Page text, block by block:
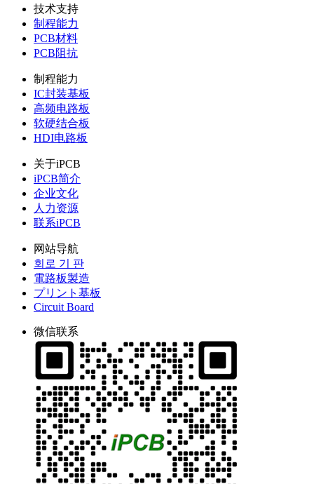
技术支持
制程能力
PCB材料
PCB阻抗
制程能力
IC封装基板
高频电路板
软硬结合板
HDI电路板
关于iPCB
iPCB简介
企业文化
人力资源
联系iPCB
网站导航
회로 기 판
電路板製造
プリント基板
Circuit Board
微信联系